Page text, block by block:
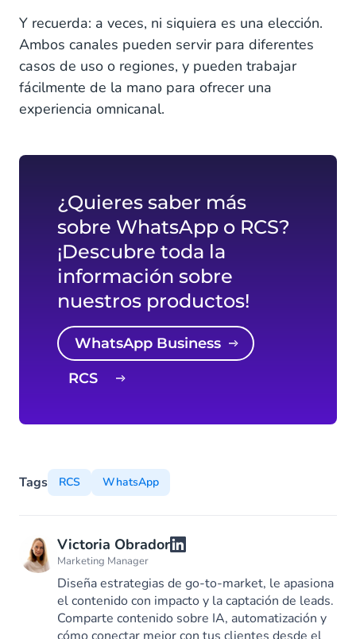
Y recuerda: a veces, ni siquiera es una elección.
Ambos canales pueden servir para diferentes
casos de uso o regiones, y pueden trabajar
fácilmente de la mano para ofrecer una
experiencia omnicanal.
¿Quieres saber más
sobre WhatsApp o RCS?
¡Descubre toda la
información sobre
nuestros productos!
WhatsApp Business
RCS
Tags RCS WhatsApp
Victoria Obrador
Marketing Manager
Diseña estrategias de go-to-market, le apasiona
el contenido con impacto y la captación de leads.
Comparte contenido sobre IA, automatización y